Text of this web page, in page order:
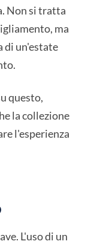
Non si tratta
ma
di un'estate
questo,
la collezione
l'esperienza
L'uso di un